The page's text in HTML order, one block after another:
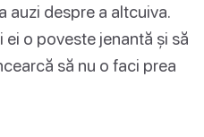
auzi despre a altcuiva.
o poveste jenantă și să
să nu o faci prea